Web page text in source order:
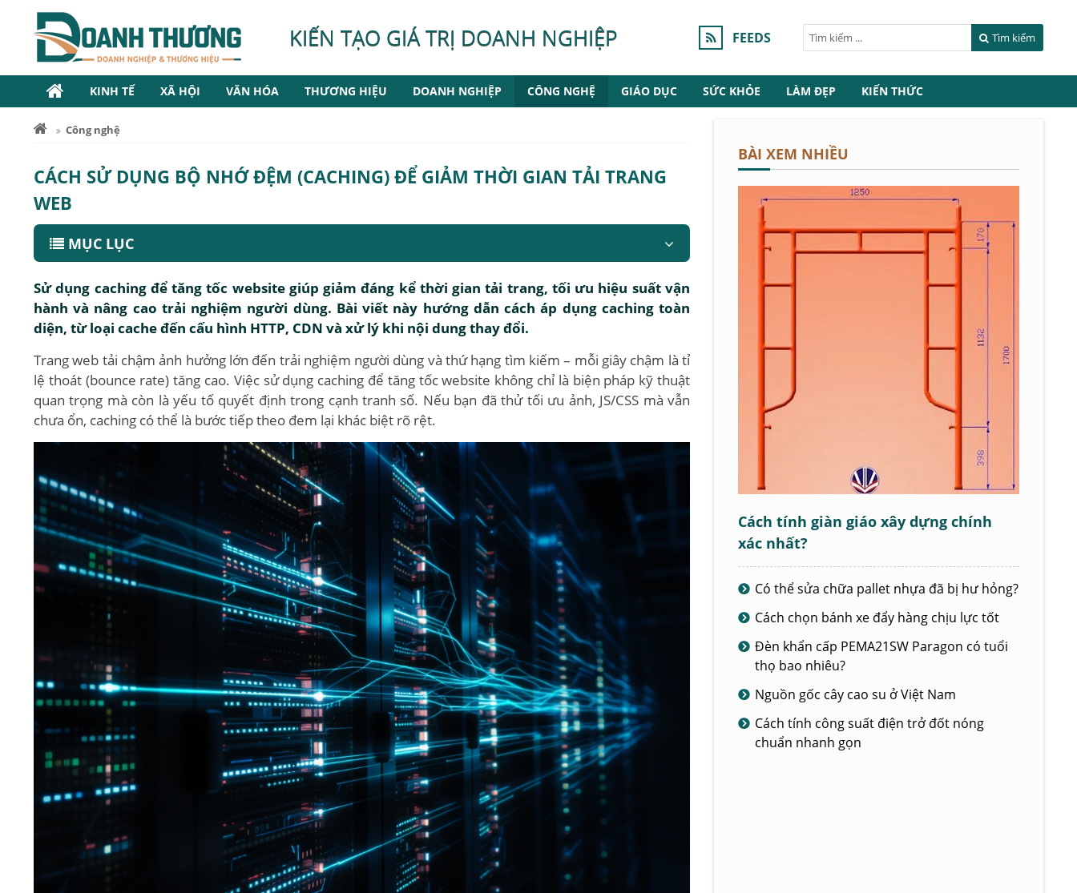
KIẾN TẠO GIÁ TRỊ DOANH NGHIỆP FEEDS Tìm kiếm
KINH TẾ XÃ HỘI VĂN HÓA THƯƠNG HIỆU DOANH NGHIỆP CÔNG NGHỆ GIÁO DỤC SỨC KHỎE LÀM ĐẸP KIẾN THỨC
Công nghệ
CÁCH SỬ DỤNG BỘ NHỚ ĐỆM (CACHING) ĐỂ GIẢM THỜI GIAN TẢI TRANG
WEB
MỤC LỤC
Sử dụng caching để tăng tốc website giúp giảm đáng kể thời gian tải trang, tối ưu hiệu suất vận
hành và nâng cao trải nghiệm người dùng. Bài viết này hướng dẫn cách áp dụng caching toàn
diện, từ loại cache đến cấu hình HTTP, CDN và xử lý khi nội dung thay đổi.
Trang web tải chậm ảnh hưởng lớn đến trải nghiệm người dùng và thứ hạng tìm kiếm – mỗi giây chậm là tỉ
lệ thoát (bounce rate) tăng cao. Việc sử dụng caching để tăng tốc website không chỉ là biện pháp kỹ thuật
quan trọng mà còn là yếu tố quyết định trong cạnh tranh số. Nếu bạn đã thử tối ưu ảnh, JS/CSS mà vẫn
chưa ổn, caching có thể là bước tiếp theo đem lại khác biệt rõ rệt.
BÀI XEM NHIỀU
Cách tính giàn giáo xây dựng chính
xác nhất?
Có thể sửa chữa pallet nhựa đã bị hư hỏng?
Cách chọn bánh xe đẩy hàng chịu lực tốt
Đèn khẩn cấp PEMA21SW Paragon có tuổi
thọ bao nhiêu?
Nguồn gốc cây cao su ở Việt Nam
Cách tính công suất điện trở đốt nóng
chuẩn nhanh gọn